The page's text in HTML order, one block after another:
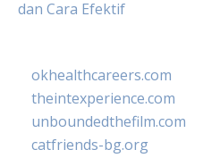
dan Cara Efektif
okhealthcareers.com
theintexperience.com
unboundedthefilm.com
catfriends-bg.org